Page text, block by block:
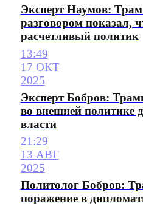
Эксперт Наумов:
разговором показал,
расчетливый политик
13:49
17 ОКТ
2025
Эксперт Бобров:
во внешней политике
власти
21:29
13 АВГ
2025
Политолог Бобров:
поражение в